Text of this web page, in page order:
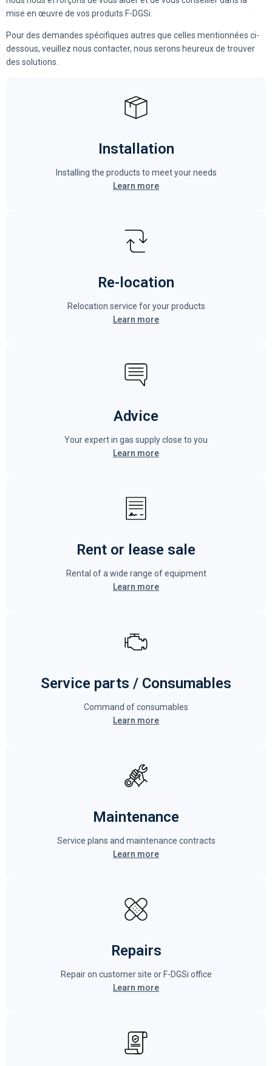
mise en œuvre de vos produits F-DGSi.
Pour des demandes spécifiques autres que celles mentionnées ci-
dessous, veuillez nous contacter, nous serons heureux de trouver
des solutions.
Installation
Installing the products to meet your needs
Learn more
Re-location
Relocation service for your products
Learn more
Advice
Your expert in gas supply close to you
Learn more
Rent or lease sale
Rental of a wide range of equipment
Learn more
Service parts / Consumables
Command of consumables
Learn more
Maintenance
Service plans and maintenance contracts
Learn more
Repairs
Repair on customer site or F-DGSi office
Learn more